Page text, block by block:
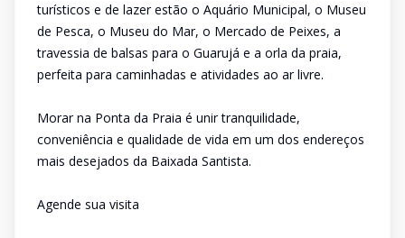
turísticos e de lazer estão o Aquário Municipal, o Museu
de Pesca, o Museu do Mar, o Mercado de Peixes, a
travessia de balsas para o Guarujá e a orla da praia,
perfeita para caminhadas e atividades ao ar livre.
Morar na Ponta da Praia é unir tranquilidade,
conveniência e qualidade de vida em um dos endereços
mais desejados da Baixada Santista.
Agende sua visita